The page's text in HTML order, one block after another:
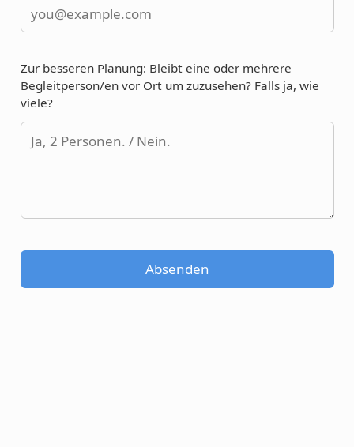
Zur besseren Planung: Bleibt eine oder mehrere
Begleitperson/en vor Ort um zuzusehen? Falls ja, wie
viele?
Absenden